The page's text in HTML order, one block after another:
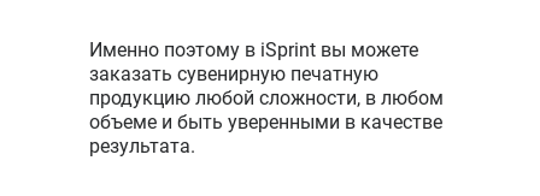
Именно поэтому в iSprint вы можете
заказать сувенирную печатную
продукцию любой сложности, в любом
объеме и быть уверенными в качестве
результата.